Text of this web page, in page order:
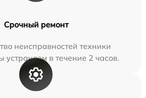
Срочный ремонт
неисправностей техники
устраняем в течение 2 часов.